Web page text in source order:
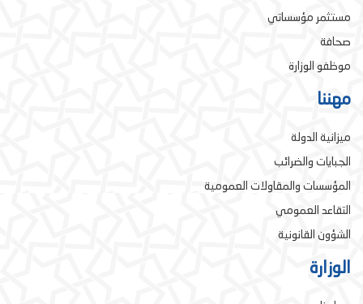
مستثمر مؤسساتي
صحافة
موظفو الوزارة
مهننا
ميزانية الدولة
الجبايات والضرائب
المؤسسات والمقاولات العمومية
التقاعد العمومي
الشؤون القانونية
الوزارة